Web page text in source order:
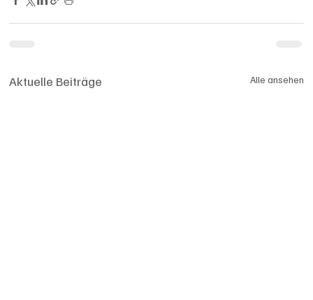
Aktuelle Beiträge Alle ansehen